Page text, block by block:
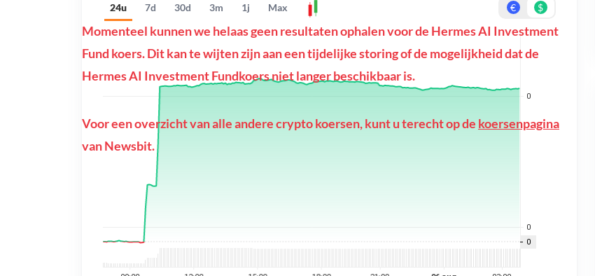
24u 7d 30d 3m 1j Max € $
Momenteel kunnen we helaas geen resultaten ophalen voor de Hermes AI Investment
Fund koers. Dit kan te wijten zijn aan een tijdelijke storing of de mogelijkheid dat de
Hermes AI Investment Fundkoers niet langer beschikbaar is.
Voor een overzicht van alle andere crypto koersen, kunt u terecht op de koersenpagina
van Newsbit.